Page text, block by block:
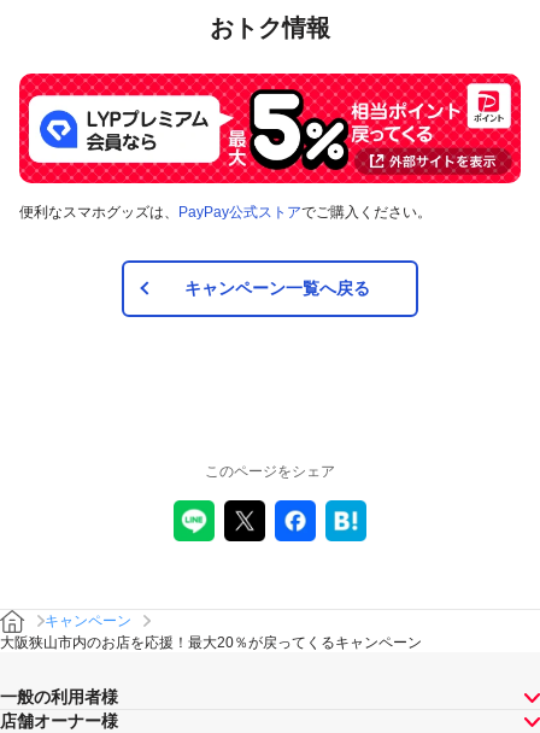
おトク情報
便利なスマホグッズは、 PayPay公式ストアでご購入ください。
キャンペーン一覧へ戻る
このページをシェア
キャンペーン
大阪狭山市内のお店を応援！最大20％が戻ってくるキャンペーン
一般の利用者様
店舗オーナー様